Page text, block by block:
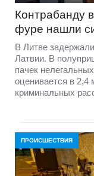
Контрабанду
фуре нашли
В Литве
Латвии. В
пачек
оценивается в
криминальных
ПРОИСШЕСТВИЯ